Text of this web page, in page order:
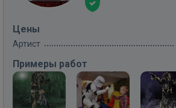
Цены
Артист
Примеры работ